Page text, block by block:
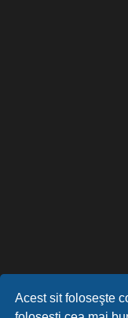
Acest sit foloseşte